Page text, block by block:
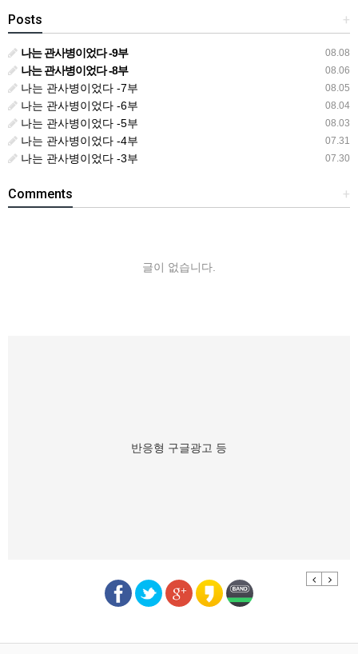
+
Posts
08.08
나는 관사병이었다 -9부
08.06
나는 관사병이었다 -8부
08.05
나는 관사병이었다 -7부
08.04
나는 관사병이었다 -6부
08.03
나는 관사병이었다 -5부
07.31
나는 관사병이었다 -4부
07.30
나는 관사병이었다 -3부
+
Comments
글이 없습니다.
반응형 구글광고 등
Previous
Next